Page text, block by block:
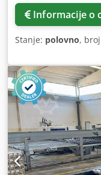
Informacije o
Stanje: polovno,